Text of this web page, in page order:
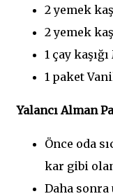
2 yemek
2 yemek
1 çay
1 paket
Yalancı Alman
Önce oda
kar gibi
Daha sonra